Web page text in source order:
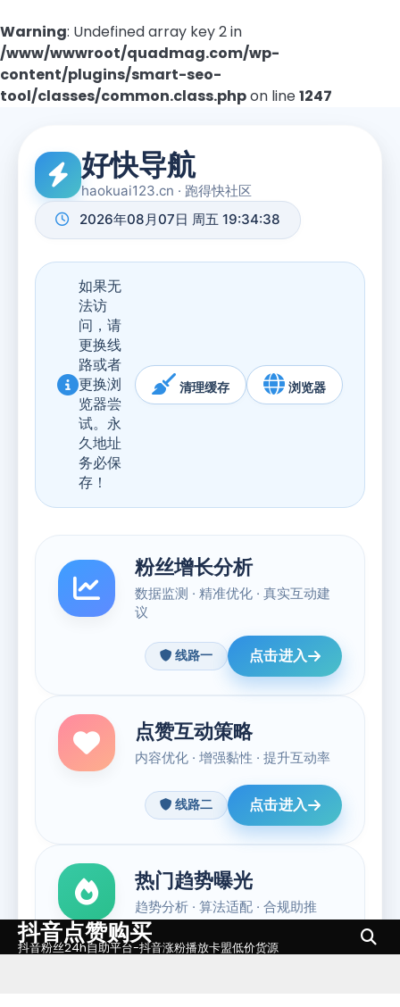
Warning: Undefined array key 2 in
/www/wwwroot/quadmag.com/wp-
content/plugins/smart-seo-
tool/classes/common.class.phpon line1247
Skip
to
抖音点赞购买
抖音粉丝24h自助平台-抖音涨粉播放卡盟低价货源